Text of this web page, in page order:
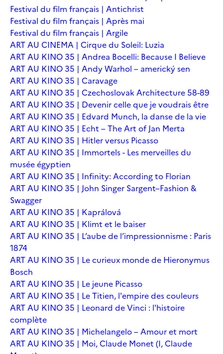
Festival du film français | Antichrist
Festival du film français | Après mai
Festival du film français | Argile
ART AU CINEMA | Cirque du Soleil: Luzia
ART AU KINO 35 | Andrea Bocelli: Because I Believe
ART AU KINO 35 | Andy Warhol – americký sen
ART AU KINO 35 | Caravage
ART AU KINO 35 | Czechoslovak Architecture 58-89
ART AU KINO 35 | Devenir celle que je voudrais être
ART AU KINO 35 | Edvard Munch, la danse de la vie
ART AU KINO 35 | Echt – The Art of Jan Merta
ART AU KINO 35 | Hitler versus Picasso
ART AU KINO 35 | Immortels - Les merveilles du
musée égyptien
ART AU KINO 35 | Infinity: According to Florian
ART AU KINO 35 | John Singer Sargent–Fashion &
Swagger
ART AU KINO 35 | Kaprálová
ART AU KINO 35 | Klimt et le baiser
ART AU KINO 35 | L’aube de l’impressionnisme : Paris
1874
ART AU KINO 35 | Le curieux monde de Hieronymus
Bosch
ART AU KINO 35 | Le jeune Picasso
ART AU KINO 35 | Le Titien, l'empire des couleurs
ART AU KINO 35 | Leonard de Vinci : l'histoire
complète
ART AU KINO 35 | Michelangelo – Amour et mort
ART AU KINO 35 | Moi, Claude Monet (I, Claude